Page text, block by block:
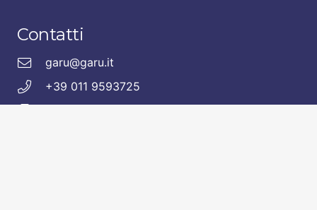
Contatti
garu@garu.it
+39 011 9593725